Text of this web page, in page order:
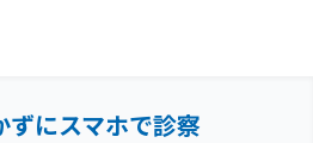
ずにスマホで診察